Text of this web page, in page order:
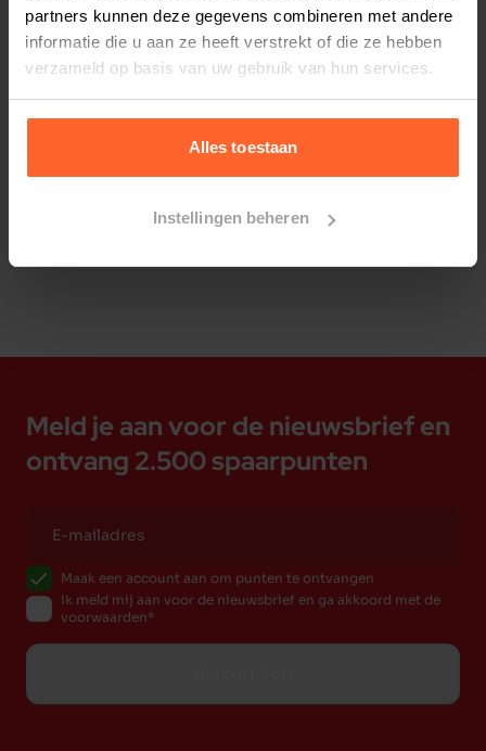
partners kunnen deze gegevens combineren met andere
informatie die u aan ze heeft verstrekt of die ze hebben
verzameld op basis van uw gebruik van hun services.
Alles toestaan
Instellingen beheren
vers vlees, maar ook rijst en oregano-olie voor
een optimale textuur en smaak. Het zijn de ideale
trainingssnacks, GGO-vrij en hypoallergeen. TLC
is geschikt voor alle hondenrassen vanaf 6
Elke
8 weken
Elke
10 weken
Elke
12 weken
Meld je aan voor de nieuwsbrief en
ontvang 2.500 spaarpunten
Maak een account aan om punten te ontvangen
Ik meld mij aan voor de nieuwsbrief en ga akkoord met de
voorwaarden